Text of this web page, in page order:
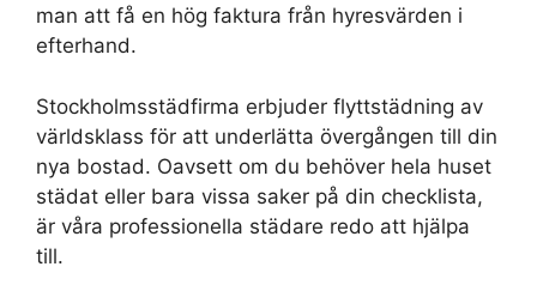
man att få en hög faktura från hyresvärden i
efterhand.
Stockholmsstädfirma erbjuder flyttstädning av
världsklass för att underlätta övergången till din
nya bostad. Oavsett om du behöver hela huset
städat eller bara vissa saker på din checklista,
är våra professionella städare redo att hjälpa
till.